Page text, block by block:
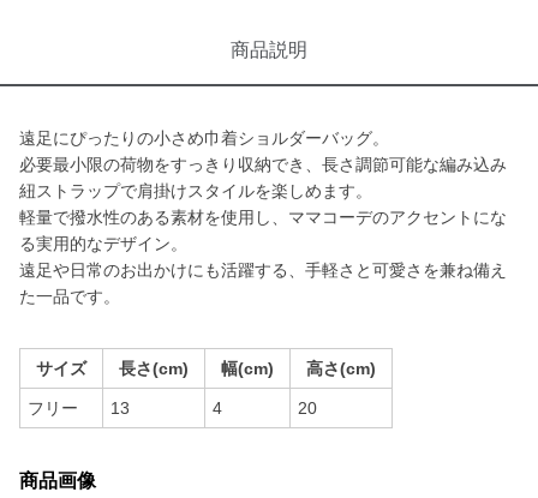
商品説明
遠足にぴったりの小さめ巾着ショルダーバッグ。
必要最小限の荷物をすっきり収納でき、長さ調節可能な編み込み
紐ストラップで肩掛けスタイルを楽しめます。
軽量で撥水性のある素材を使用し、ママコーデのアクセントにな
る実用的なデザイン。
遠足や日常のお出かけにも活躍する、手軽さと可愛さを兼ね備え
た一品です。
サイズ 長さ(cm) 幅(cm) 高さ(cm)
フリー 13 4 20
商品画像